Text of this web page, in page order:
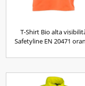
T-Shirt Bio alta
Safetyline EN 20471